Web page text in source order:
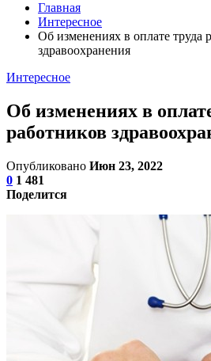
Главная
Интересное
Об изменениях в оплате труда
здравоохранения
Интересное
Об изменениях в
работников
Опубликовано Июн 23, 2022
0 1 481
Поделится